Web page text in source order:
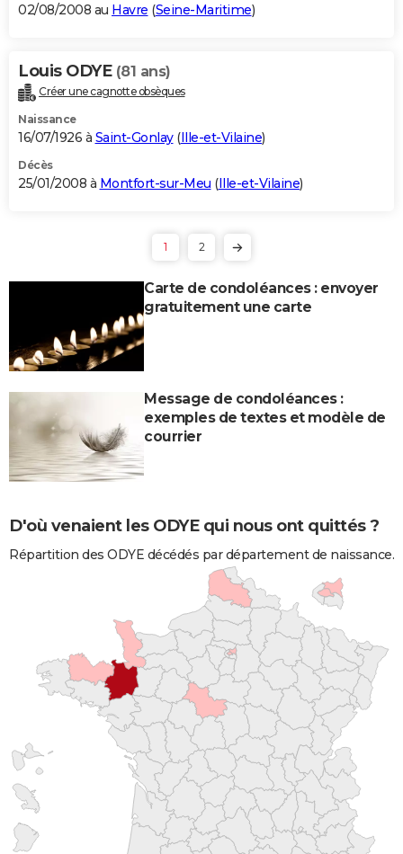
02/08/2008 au Havre (Seine-Maritime)
Louis ODYE (81 ans)
Créer une cagnotte obsèques
Naissance
16/07/1926 à Saint-Gonlay(Ille-et-Vilaine)
Décès
25/01/2008 à Montfort-sur-Meu (Ille-et-Vilaine)
1 2
Carte de condoléances : envoyer
gratuitement une carte
Message de condoléances :
exemples de textes et modèle de
courrier
D'où venaient les ODYE qui nous ont quittés ?
Répartition des ODYE décédés par département de naissance.